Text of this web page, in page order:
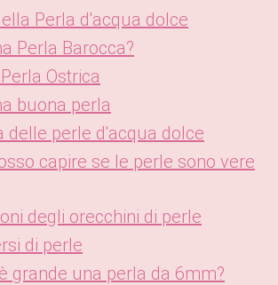
Perla d'acqua dolce
Perla Barocca?
Ostrica
buona perla
delle perle d'acqua dolce
capire se le perle sono vere
degli orecchini di perle
di perle
grande una perla da 6mm?